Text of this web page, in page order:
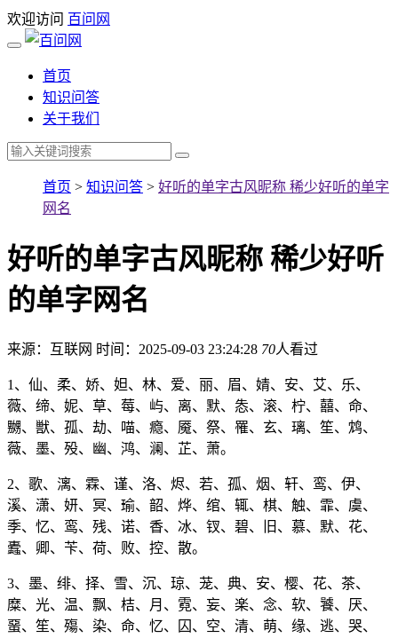
欢迎访问 百问网
首页
知识问答
关于我们
首页 > 知识问答 > 好听的单字古风昵称 稀少好听的单字
网名
好听的单字古风昵称 稀少好听
的单字网名
来源：互联网 时间：2025-09-03 23:24:28 70人看过
1、仙、柔、娇、妲、林、爱、丽、眉、婧、安、艾、乐、
薇、缔、妮、草、莓、屿、离、默、怣、滚、柠、囍、命、
嬲、獣、孤、劫、喵、瘾、魇、祭、罹、玄、璃、笙、鸩、
薇、墨、殁、幽、鸿、澜、芷、萧。
2、歌、漓、霖、谨、洛、烬、若、孤、烟、轩、鸾、伊、
溪、潇、妍、冥、瑜、韶、烨、绾、辄、棋、触、霏、虞、
季、忆、鸾、残、诺、香、冰、钗、碧、旧、慕、默、花、
蠹、卿、苄、荷、败、控、散。
3、墨、绯、择、雪、沉、琼、茏、典、安、樱、花、茶、
糜、光、温、飘、桔、月、霓、妄、楽、念、软、饕、厌、
蝁、笙、殤、染、命、忆、囚、空、清、萌、缘、逃、哭、